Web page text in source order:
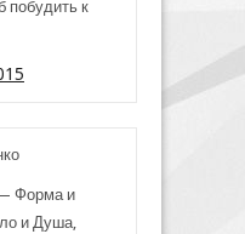
побудить к
Форма и
и Душа,